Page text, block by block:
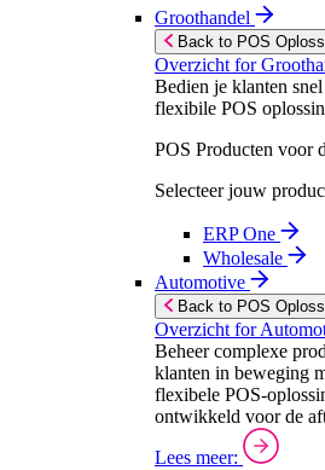
Groothandel
Back to POS
Overzicht for
Bedien je klanten
flexibile POS
POS Producten voor
Selecteer jouw
ERP One
Wholesale
Automotive
Back to POS
Overzicht for
Beheer complexe
klanten in beweging
flexibele POS-
ontwikkeld voor de
Lees meer: